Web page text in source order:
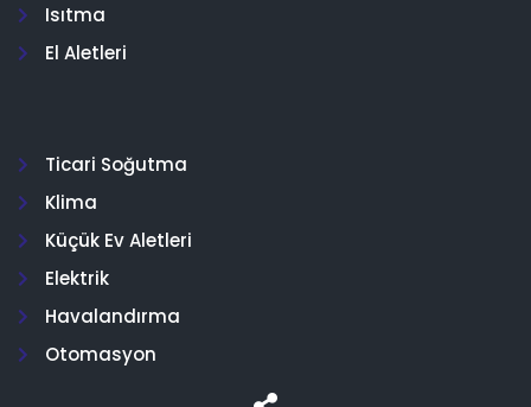
Isıtma
El Aletleri
Ticari Soğutma
Klima
Küçük Ev Aletleri
Elektrik
Havalandırma
Otomasyon